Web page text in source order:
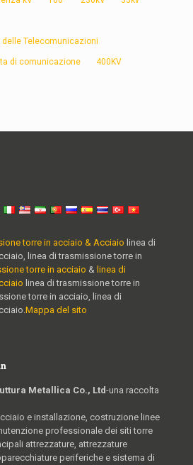
delle Telecomunicazioni
di comunicazione 400KV
torre in acciaio & Acciaio linea di
linea di trasmissione torre in
torre in acciaio & linea di
linea di trasmissione torre in
torre in acciaio, linea di
Mappa del sito
Metallica Co., Ltd-una raccolta
e installazione, costruzione linee
professionale dei siti torre
attrezzature, attrezzature
periferiche e sistema di